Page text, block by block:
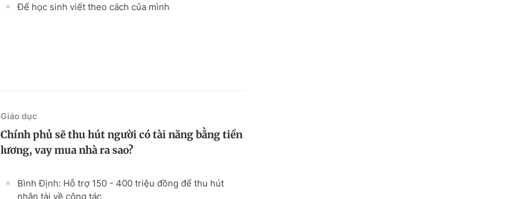
Để học sinh viết theo cách của mình
Giáo dục
Chính phủ sẽ thu hút người có tài năng bằng tiền
lương, vay mua nhà ra sao?
Bình Định: Hỗ trợ 150 - 400 triệu đồng để thu hút
nhân tài về công tác